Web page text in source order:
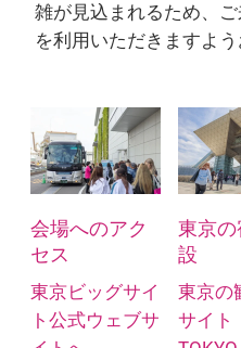
雑が見込まれるため、
を利用いただきますよう
会場へのアク
セス
東京ビッグサイ
ト公式ウェブサ
東京
設
東京の
サイト